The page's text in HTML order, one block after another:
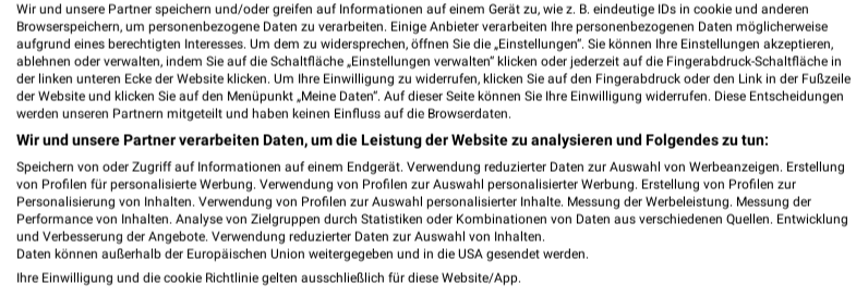
Marktkauf Angebote in Vlotho
Vlotho, Deutschland
312,17 km
Marktkauf Angebote in Bielefeld
Bielefeld, Deutschland
331,15 km
Wir und unsere Partner speichern und/oder greifen auf Informationen auf einem Gerät zu, wie z. B. eindeutige IDs in cookie und anderen
Browserspeichern, um personenbezogene Daten zu verarbeiten. Einige Anbieter verarbeiten Ihre personenbezogenen Daten möglicherweise
aufgrund eines berechtigten Interesses. Um dem zu widersprechen, öffnen Sie die „Einstellungen“. Sie können Ihre Einstellungen akzeptieren,
ablehnen oder verwalten, indem Sie auf die Schaltfläche „Einstellungen verwalten“ klicken oder jederzeit auf die Fingerabdruck-Schaltfläche in
der linken unteren Ecke der Website klicken. Um Ihre Einwilligung zu widerrufen, klicken Sie auf den Fingerabdruck oder den Link in der Fußzeile
der Website und klicken Sie auf den Menüpunkt „Meine Daten“. Auf dieser Seite können Sie Ihre Einwilligung widerrufen. Diese Entscheidungen
werden unseren Partnern mitgeteilt und haben keinen Einfluss auf die Browserdaten.
Wir und unsere Partner verarbeiten Daten, um die Leistung der Website zu analysieren und Folgendes zu tun:
Speichern von oder Zugriff auf Informationen auf einem Endgerät. Verwendung reduzierter Daten zur Auswahl von Werbeanzeigen. Erstellung
von Profilen für personalisierte Werbung. Verwendung von Profilen zur Auswahl personalisierter Werbung. Erstellung von Profilen zur
Personalisierung von Inhalten. Verwendung von Profilen zur Auswahl personalisierter Inhalte. Messung der Werbeleistung. Messung der
Performance von Inhalten. Analyse von Zielgruppen durch Statistiken oder Kombinationen von Daten aus verschiedenen Quellen. Entwicklung
und Verbesserung der Angebote. Verwendung reduzierter Daten zur Auswahl von Inhalten.
Daten können außerhalb der Europäischen Union weitergegeben und in die USA gesendet werden.
Ihre Einwilligung und die cookie Richtlinie gelten ausschließlich für diese Website/App.